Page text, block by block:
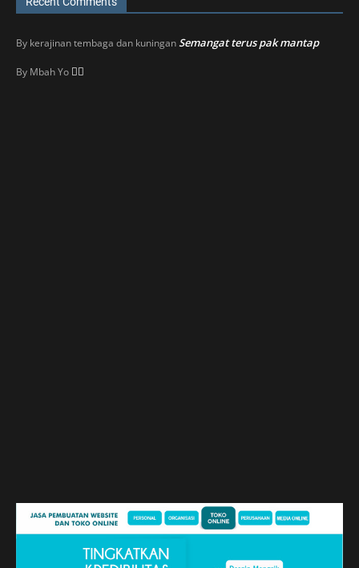
By kerajinan tembaga dan kuninganSemangat terus pak mantap
By Mbah Yo 👍🏼